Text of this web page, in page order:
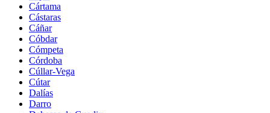
Cártama
Cástaras
Cáñar
Cóbdar
Cómpeta
Córdoba
Cúllar-Vega
Cútar
Dalías
Darro